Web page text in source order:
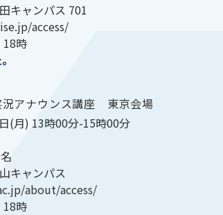
キャンパス 701
access/
18時
況アナウンス講座 東京会場
(月) 13時00分-15時00分
キャンパス
about/access/
18時